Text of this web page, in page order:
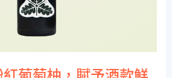
葡萄柚，賦予酒款鮮